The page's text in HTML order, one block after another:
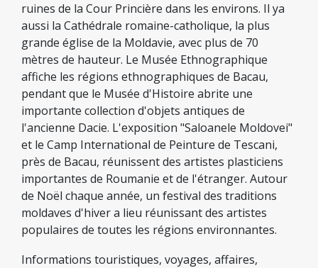
ruines de la Cour Princière dans les environs. Il ya
aussi la Cathédrale romaine-catholique, la plus
grande église de la Moldavie, avec plus de 70
mètres de hauteur. Le Musée Ethnographique
affiche les régions ethnographiques de Bacau,
pendant que le Musée d'Histoire abrite une
importante collection d'objets antiques de
l'ancienne Dacie. L'exposition "Saloanele Moldovei"
et le Camp International de Peinture de Tescani,
près de Bacau, réunissent des artistes plasticiens
importantes de Roumanie et de l'étranger. Autour
de Noël chaque année, un festival des traditions
moldaves d'hiver a lieu réunissant des artistes
populaires de toutes les régions environnantes.
Informations touristiques, voyages, affaires,